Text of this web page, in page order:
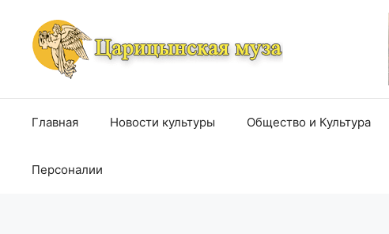
содержимому
Главная Новости культуры Общество и Культура
Персоналии